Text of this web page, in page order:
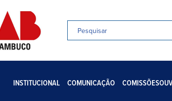
INSTITUCIONAL COMUNICAÇÃO COMISSÕES